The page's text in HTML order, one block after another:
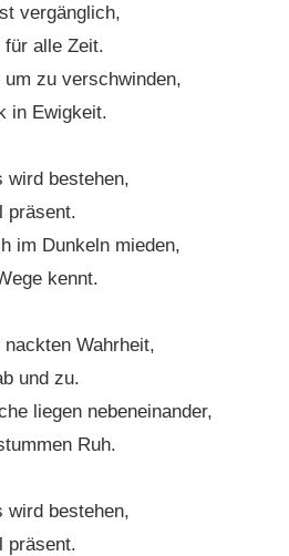
vergänglich,
für alle Zeit.
zu verschwinden,
in Ewigkeit.
wird bestehen,
präsent.
im Dunkeln mieden,
kennt.
Wahrheit,
und zu.
liegen nebeneinander,
Ruh.
wird bestehen,
präsent.